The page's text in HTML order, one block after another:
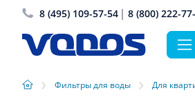
8 (495) 109-57-54 8 (800) 222-
› Фильтры для воды › Для